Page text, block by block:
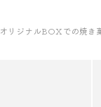
オリジナルBOXでの焼き